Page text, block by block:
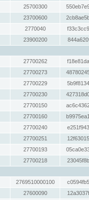
25700300
23700600
2770040
23900200
27700262
27700273
27700229
27700230
27700150
27700160
27700240
27700251
27700193
27700218
2769510000100
27600090